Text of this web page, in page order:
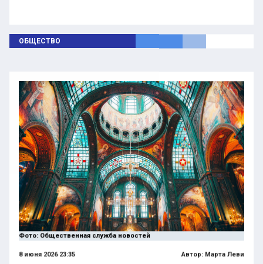
ОБЩЕСТВО
Фото: Общественная служба новостей
8 июня 2026 23:35 Автор: Марта Леви